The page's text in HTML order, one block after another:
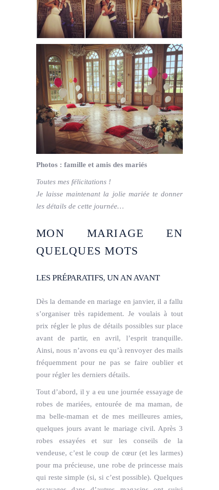
Photos : famille et amis des mariés
Toutes mes félicitations !
Je laisse maintenant la jolie mariée te donner
les détails de cette journée…
MON MARIAGE EN
QUELQUES MOTS
LES PRÉPARATIFS, UN AN AVANT
Dès la demande en mariage en janvier, il a fallu
s’organiser très rapidement. Je voulais à tout
prix régler le plus de détails possibles sur place
avant de partir, en avril, l’esprit tranquille.
Ainsi, nous n’avons eu qu’à renvoyer des mails
fréquemment pour ne pas se faire oublier et
pour régler les derniers détails.
Tout d’abord, il y a eu une journée essayage de
robes de mariées, entourée de ma maman, de
ma belle-maman et de mes meilleures amies,
quelques jours avant le mariage civil. Après 3
robes essayées et sur les conseils de la
vendeuse, c’est le coup de cœur (et les larmes)
pour ma précieuse, une robe de princesse mais
qui reste simple (si, si c’est possible). Quelques